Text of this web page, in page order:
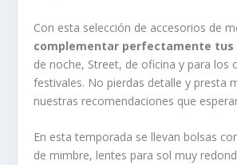
Con esta selección de accesorios de
complementar perfectamente tus
de noche, Street, de oficina y para los
festivales. No pierdas detalle y presta
nuestras recomendaciones que
En esta temporada se llevan bolsas
de mimbre, lentes para sol muy